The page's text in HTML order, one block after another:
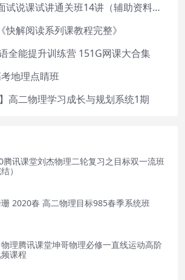
中小学美术面试说课试讲通关班14讲（辅助资料第一套）
快解阅读系列课教程完整》
全能提升训练营 151G网课大合集
地理点睛班
高二物理学习成长与规划系统1期
腾讯课堂刘杰物理二轮复习之目标双一流班
）
2020春 高二物理目标985春季系统班
理腾讯课堂坤哥物理必修一直线运动高阶
课程